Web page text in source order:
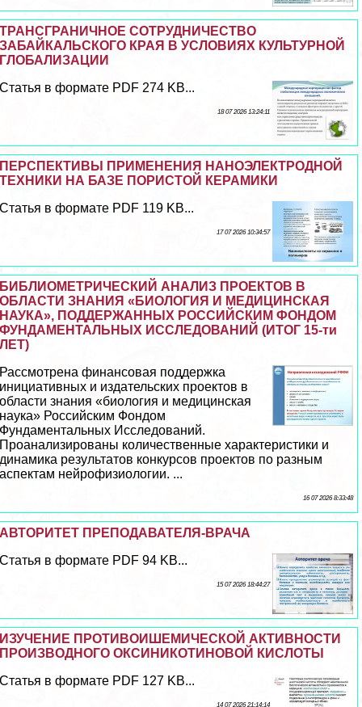
ТРАНСГРАНИЧНОЕ СОТРУДНИЧЕСТВО
ЗАБАЙКАЛЬСКОГО КРАЯ В УСЛОВИЯХ КУЛЬТУРНОЙ
ГЛОБАЛИЗАЦИИ
Статья в формате PDF 274 KB...
18 07 2026 13:24:11
ПЕРСПЕКТИВЫ ПРИМЕНЕНИЯ НАНОЭЛЕКТРОДНОЙ
ТЕХНИКИ НА БАЗЕ ПОРИСТОЙ КЕРАМИКИ
Статья в формате PDF 119 KB...
17 07 2026 10:34:57
БИБЛИОМЕТРИЧЕСКИЙ АНАЛИЗ ПРОЕКТОВ В
ОБЛАСТИ ЗНАНИЯ «БИОЛОГИЯ И МЕДИЦИНСКАЯ
НАУКА», ПОДДЕРЖАННЫХ РОССИЙСКИМ ФОНДОМ
ФУНДАМЕНТАЛЬНЫХ ИССЛЕДОВАНИЙ (ИТОГ 15-ти
ЛЕТ)
Рассмотрена финансовая поддержка
инициативных и издательских проектов в
области знания «биология и медицинская
наука» Российским Фондом
Фундаментальных Исследований.
Проанализированы количественные хаpaктеристики и
динамика результатов конкурсов проектов по разным
аспектам нейрофизиологии. ...
16 07 2026 8:33:48
АВТОРИТЕТ ПРЕПОДАВАТЕЛЯ-ВРАЧА
Статья в формате PDF 94 KB...
15 07 2026 18:44:27
ИЗУЧЕНИЕ ПРОТИВОИШЕМИЧЕСКОЙ АКТИВНОСТИ
ПРОИЗВОДНОГО ОКСИНИКОТИНОВОЙ КИСЛОТЫ
Статья в формате PDF 127 KB...
14 07 2026 21:14:14